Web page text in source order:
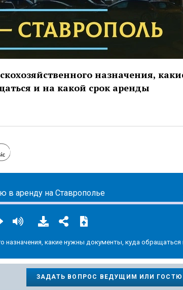
назначения,
и на какой срок аренды
29258044?dir=desc&activeTab=about
app?startapp=26temadniastav
https://www.youtube.com/
в аренду на Ставрополье
назначения, какие нужны документы, куда обращаться
ЗАДАТЬ ВОПРОС ВЕДУЩИМ ИЛИ ГОСТЮ